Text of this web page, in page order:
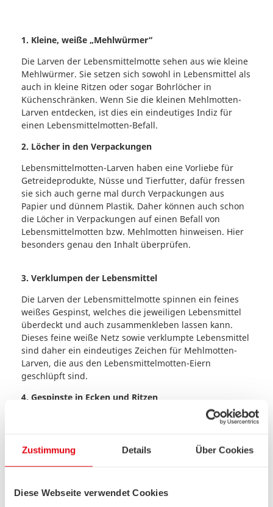
Zustimmung Details Über Cookies
Diese Webseite verwendet Cookies
1. Kleine, weiße „Mehlwürmer“
Die Larven der Lebensmittelmotte sehen aus wie kleine
Mehlwürmer. Sie setzen sich sowohl in Lebensmittel als
auch in kleine Ritzen oder sogar Bohrlöcher in
Küchenschränken. Wenn Sie die kleinen Mehlmotten-
Larven entdecken, ist dies ein eindeutiges Indiz für
einen Lebensmittelmotten-Befall.
2. Löcher in den Verpackungen
Lebensmittelmotten-Larven haben eine Vorliebe für
Getreideprodukte, Nüsse und Tierfutter, dafür fressen
sie sich auch gerne mal durch Verpackungen aus
Papier und dünnem Plastik. Daher können auch schon
die Löcher in Verpackungen auf einen Befall von
Lebensmittelmotten bzw. Mehlmotten hinweisen. Hier
besonders genau den Inhalt überprüfen.
3. Verklumpen der Lebensmittel
Die Larven der Lebensmittelmotte spinnen ein feines
weißes Gespinst, welches die jeweiligen Lebensmittel
überdeckt und auch zusammenkleben lassen kann.
Dieses feine weiße Netz sowie verklumpte Lebensmittel
sind daher ein eindeutiges Zeichen für Mehlmotten-
Larven, die aus den Lebensmittelmotten-Eiern
geschlüpft sind.
4. Gespinste in Ecken und Ritzen
Nicht nur in Verpackungen und in Lebensmitteln selbst
sondern auch in sämtlichen Ecken und Ritzen der
Küche oder Vorratskammer. Die Insekten bevorzugen
dafür vornehmlich dunkle Bereiche, weshalb Sie auch
Ecken nachschauen sollten, ob Sie die kleinen Nester